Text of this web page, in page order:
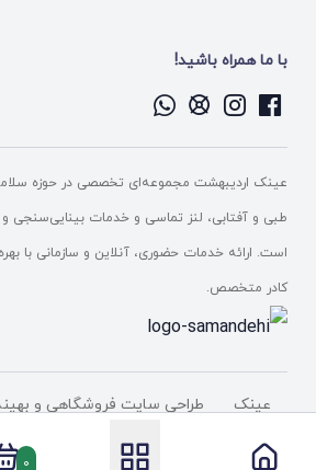
0
با ما همراه باشید!
عینک اردیبهشت مجموعه‌ای تخصصی در حوزه
طبی و آفتابی، لنز تماسی و خدمات
است. ارائه خدمات حضوری، آنلاین و سازمانی با
کادر متخصص.
عینک
اردیبهشت
طراحی سایت فروشگاهی و
شرکت پیشگامان